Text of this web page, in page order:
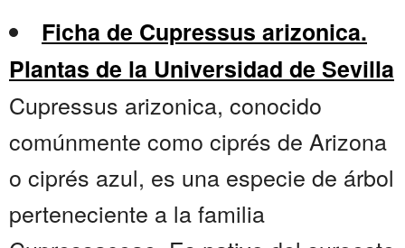
Ficha de Cupressus arizonica.
Plantas de la Universidad de Sevilla
Cupressus arizonica, conocido
comúnmente como ciprés de Arizona
o ciprés azul, es una especie de árbol
perteneciente a la familia